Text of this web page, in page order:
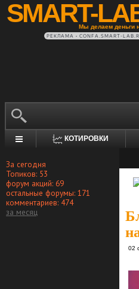
SMART-Мы делаем деньги
РЕКЛАМА • CONFA.SMART-
КОТИРОВКИ
За сегодня
Топиков: 53
форум акций: 69
остальные форумы: 171
комментариев: 474
за месяц
02